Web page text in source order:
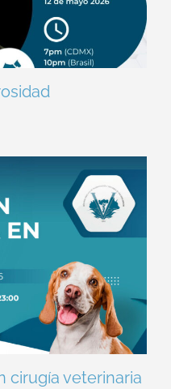
cirugía veterinaria